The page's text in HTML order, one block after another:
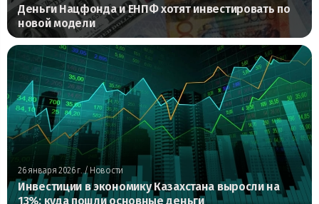
Деньги Нацфонда и ЕНПФ хотят инвестировать по
новой модели
26 января 2026 г./ Новости
Инвестиции в экономику Казахстана выросли на
13%: куда пошли основные деньги